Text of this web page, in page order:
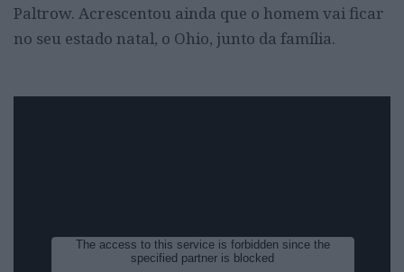
Paltrow. Acrescentou ainda que o homem vai ficar
no seu estado natal, o Ohio, junto da família.